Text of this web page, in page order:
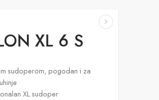
XL 6 S
sudoperom, pogodan i za
XL sudoper